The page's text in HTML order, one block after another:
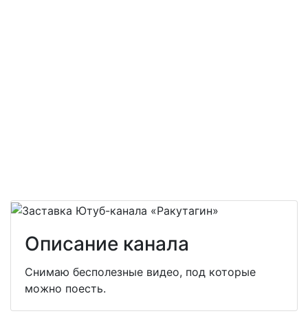
Описание канала
Снимаю бесполезные видео, под которые
можно поесть.